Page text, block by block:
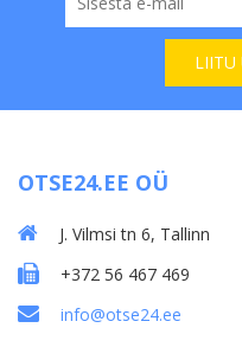
OTSE24.EE OÜ
J. Vilmsi tn 6, Tallinn
+372 56 467 469
info@otse24.ee